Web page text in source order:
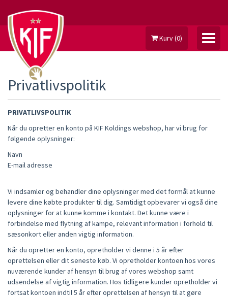
Kurv(0)
SÆSONKORT
Privatlivspolitik
PRIVATLIVSPOLITIK
Når du opretter en konto på KIF Koldings webshop, har vi brug for
følgende oplysninger:
Navn
E-mail adresse
Vi indsamler og behandler dine oplysninger med det formål at kunne
levere dine købte produkter til dig. Samtidigt opbevarer vi også dine
oplysninger for at kunne komme i kontakt. Det kunne være i
forbindelse med flytning af kampe, relevant information i forhold til
sæsonkort eller anden vigtig information.
Når du opretter en konto, opretholder vi denne i 5 år efter
oprettelsen eller dit seneste køb. Vi opretholder kontoen hos vores
nuværende kunder af hensyn til brug af vores webshop samt
udsendelse af vigtig information. Hos tidligere kunder opretholder vi
fortsat kontoen indtil 5 år efter oprettelsen af hensyn til at gøre